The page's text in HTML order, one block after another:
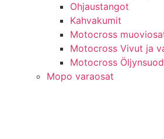
Ohjaustangot
Kahvakumit
Motocross
Motocross Vivut ja
Motocross
Mopo varaosat